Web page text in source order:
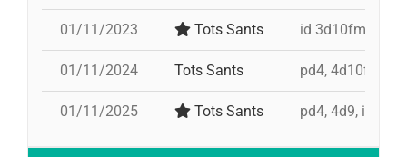
01/11/2023 Tots Sants id 3d10fm,
01/11/2024 Tots Sants pd4, 4d10fm, id
01/11/2025 Tots Sants pd4, 4d9, i